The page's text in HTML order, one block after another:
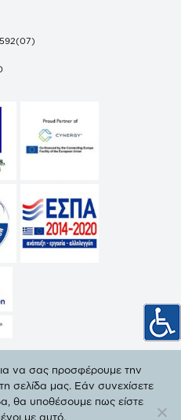
Rights Reserved. |
να σας προσφέρουμε την
σελίδα μας. Εάν συνεχίσετε
θα υποθέσουμε πως είστε
με αυτό.